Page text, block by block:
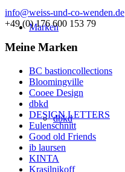
Marken
dbkd
info@weiss-und-co-wenden.de
+49 (0) 176 600 153 79
Meine Marken
BC bastioncollections
Bloomingville
Cooee Design
dbkd
DESIGN LETTERS
Eulenschnitt
Good old Friends
ib laursen
KINTA
Krasilnikoff